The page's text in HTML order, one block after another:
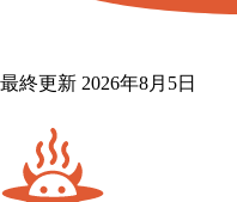
最終更新 2026年8月5日